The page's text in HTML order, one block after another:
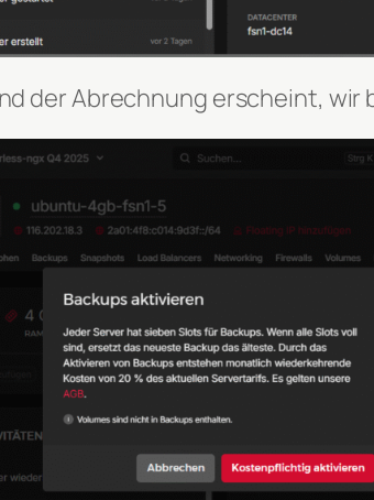
der Abrechnung erscheint,